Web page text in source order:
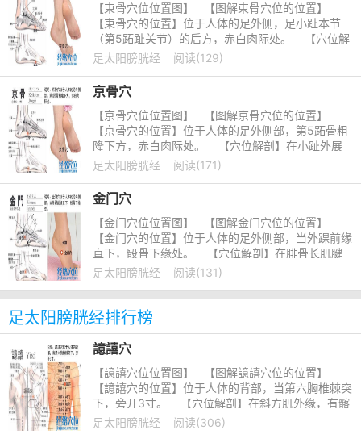
【束骨穴位位置图】 【图解束骨穴位的位置】
【束骨穴的位置】位于人体的足外侧，足小趾本节
（第5跖趾关节）的后方，赤白肉际处。 【穴位解
剖】在小趾外展肌下
足太阳膀胱经 阅读(129)
京骨穴
【京骨穴位位置图】 【图解京骨穴位的位置】
【京骨穴的位置】位于人体的足外侧部，第5跖骨粗
隆下方，赤白肉际处。 【穴位解剖】在小趾外展
肌下方；有足底外侧
足太阳膀胱经 阅读(171)
金门穴
【金门穴位位置图】 【图解金门穴位的位置】
【金门穴的位置】位于人体的足外侧部，当外踝前缘
直下，骰骨下缘处。 【穴位解剖】在腓骨长肌腱
和小趾外展肌之间
足太阳膀胱经 阅读(131)
足太阳膀胱经排行榜
譩譆穴
【譩譆穴位位置图】 【图解譩譆穴位的位置】
【譩譆穴的位置】位于人体的背部，当第六胸椎棘突
下，旁开3寸。 【穴位解剖】在斜方肌外缘，有髂
肋肌；有第六肋间
足太阳膀胱经 阅读(306)